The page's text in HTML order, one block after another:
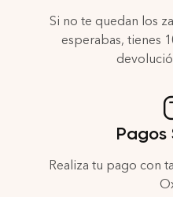
Si no te quedan los
esperabas, tienes
Pagos
Realiza tu pago con